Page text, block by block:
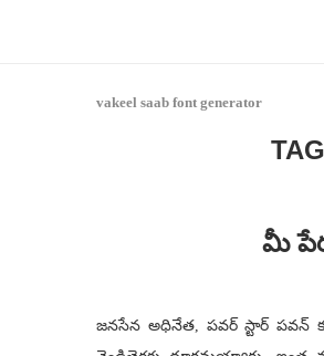
vakeel saab font generator
మీ
జనసేన అధినేత, పవర్‌ స్టార్‌ పవన్‌